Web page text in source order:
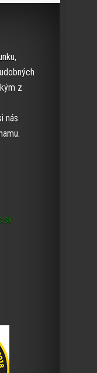
z
nás